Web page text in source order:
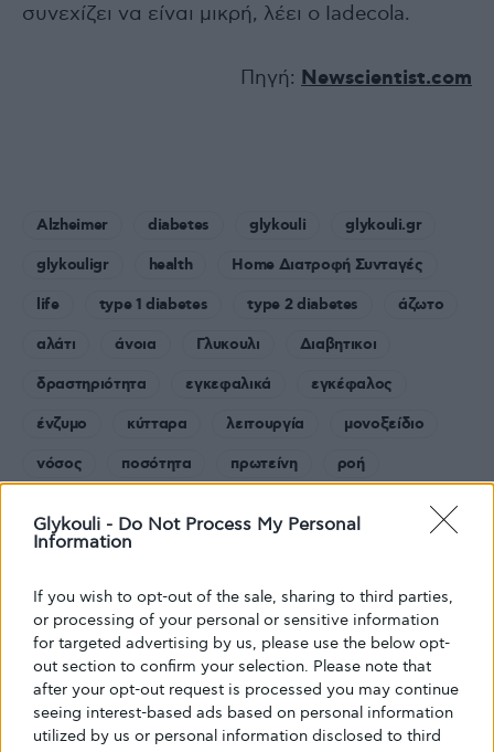
Glykouli - Do Not Process My Personal
Information
If you wish to opt-out of the sale, sharing to third parties,
or processing of your personal or sensitive information
for targeted advertising by us, please use the below opt-
out section to confirm your selection. Please note that
after your opt-out request is processed you may continue
seeing interest-based ads based on personal information
utilized by us or personal information disclosed to third
συνεχίζει να είναι μικρή, λέει ο Iadecola.
Πηγή: Newscientist.com
Alzheimer diabetes glykouli
glykouli.gr
glykouligr
health
Home Διατροφή Συνταγές
life
type 1 diabetes type 2 diabetes
άζωτο
αλάτι
άνοια Γλυκουλι
Διαβητικοι
δραστηριότητα
εγκεφαλικά
εγκέφαλος
ένζυμο
κύτταρα λειτουργία
μονοξείδιο
νόσος
ποσότητα πρωτείνη
ροή
συμπτώματα
συσσώρευση
10
Shares
Share